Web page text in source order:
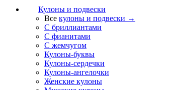
Кулоны и подвески
Все кулоны и подвески →
С бриллиантами
С фианитами
С жемчугом
Кулоны-буквы
Кулоны-сердечки
Кулоны-ангелочки
Женские кулоны